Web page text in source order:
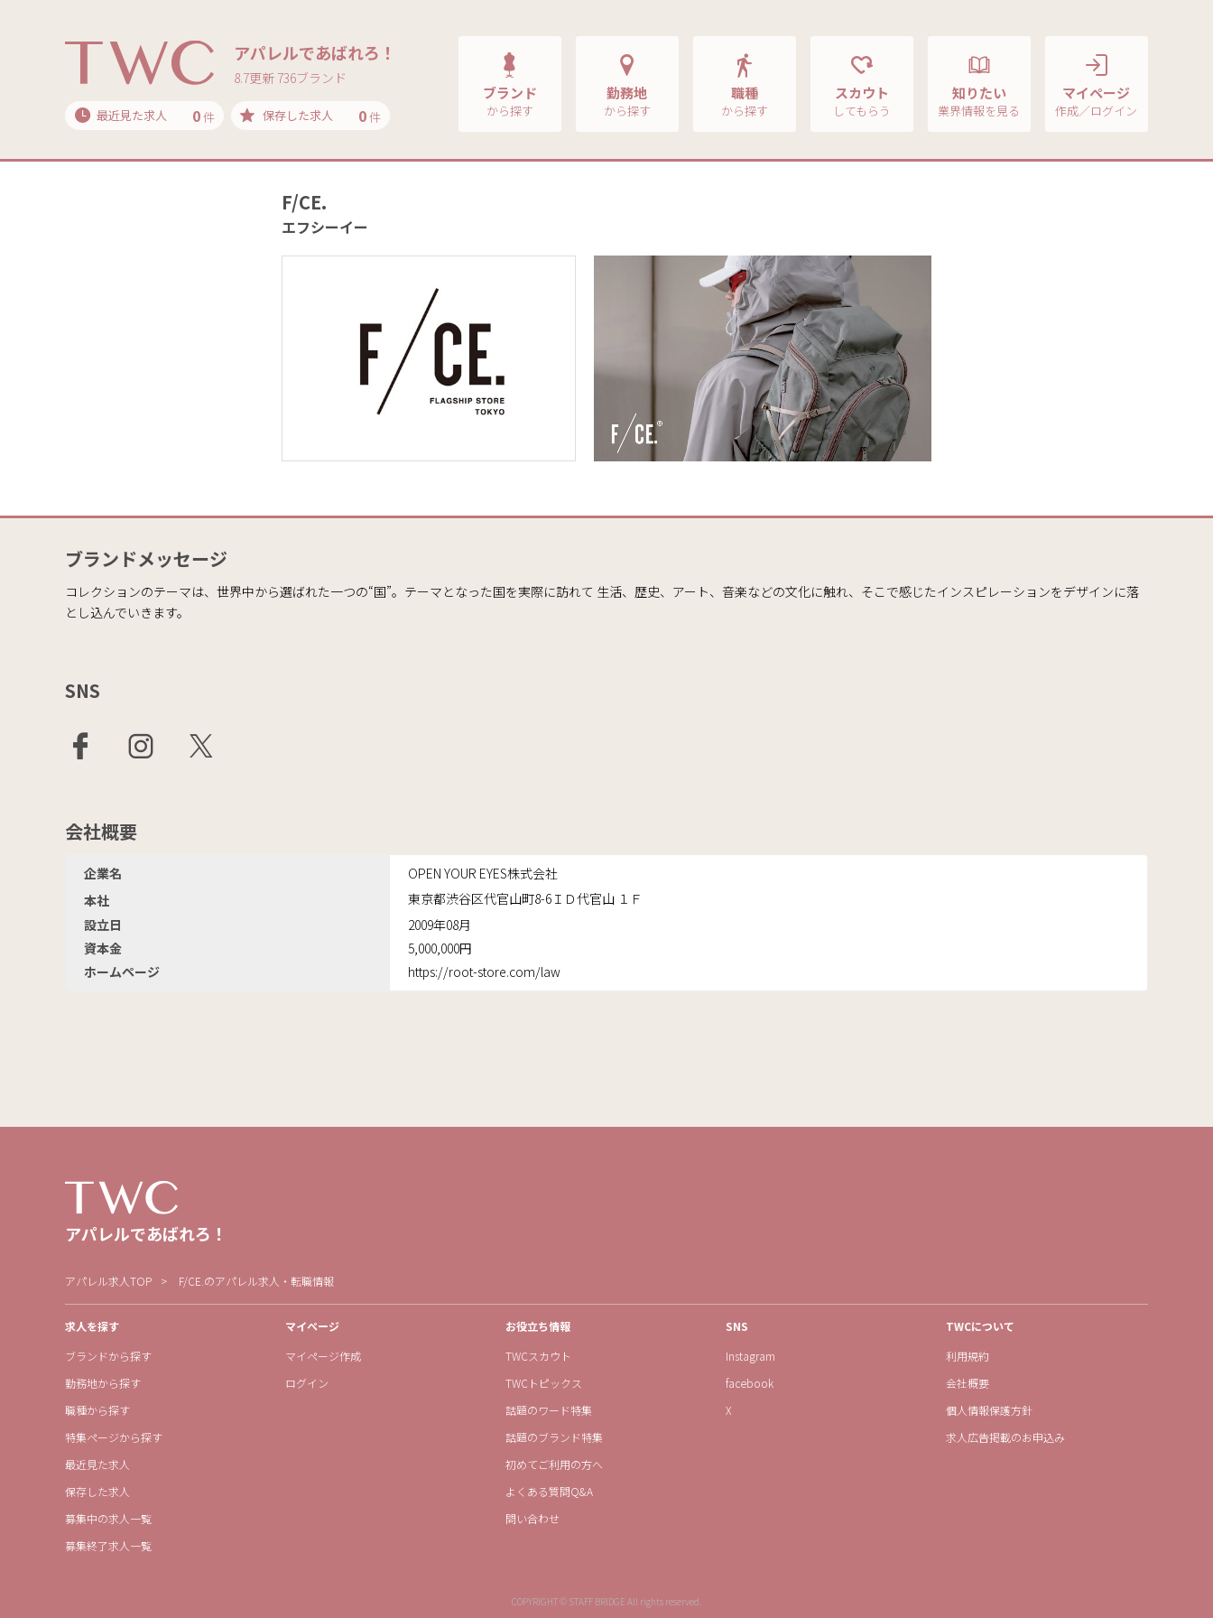
アパレルであばれろ！
8.7更新 736ブランド
最近見た求人 0件 保存した求人 0件
ブランド
から探す
勤務地
から探す
職種
から探す
スカウト
してもらう
知りたい
業界情報を見る
マイページ
作成／ログイン
F/CE.
エフシーイー
ブランドメッセージ
コレクションのテーマは、世界中から選ばれた一つの“国”。テーマとなった国を実際に訪れて 生活、歴史、アート、音楽などの文化に触れ、そこで感じたインスピレーションをデザインに落
とし込んでいきます。
SNS
会社概要
企業名
OPEN YOUR EYES株式会社
本社
東京都渋谷区代官山町8-6ＩＤ代官山 １Ｆ
設立日
2009年08月
資本金
5,000,000円
ホームページ
https://root-store.com/law
アパレルであばれろ！
アパレル求人TOP F/CE.のアパレル求人・転職情報
求人を探す
ブランドから探す
勤務地から探す
職種から探す
特集ページから探す
最近見た求人
保存した求人
募集中の求人一覧
募集終了求人一覧
マイページ
マイページ作成
ログイン
お役立ち情報
TWCスカウト
TWCトピックス
話題のワード特集
話題のブランド特集
初めてご利用の方へ
よくある質問Q&A
問い合わせ
SNS
Instagram
facebook
X
TWCについて
利用規約
会社概要
個人情報保護方針
求人広告掲載のお申込み
COPYRIGHT © STAFF BRIDGE All rights reserved.